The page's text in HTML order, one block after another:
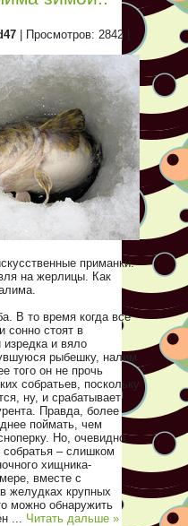
| Просмотров: 2842 |
приманки.
на жерлицы. Как
В то время когда все
сонно стоят в
и вяло
рыбешку, налим
того он не прочь
собратьев, поскольку
ну, и срабатывает
Правда, более
поймать, чем
Но, очевидно,
– слишком
хищника-
вместе с
желудках крупных
можно обнаружить
... Читать дальше »